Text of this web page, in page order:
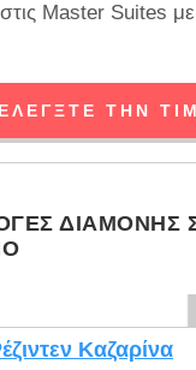
Master Suites
ΕΛΈΓΞΤΕ ΤΗΝ
ΔΙΑΜΟΝΉΣ
Καζαρίνα